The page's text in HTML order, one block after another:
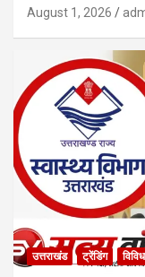
August 1, 2026
उत्तराखंड ट्रेंडिंग विविध